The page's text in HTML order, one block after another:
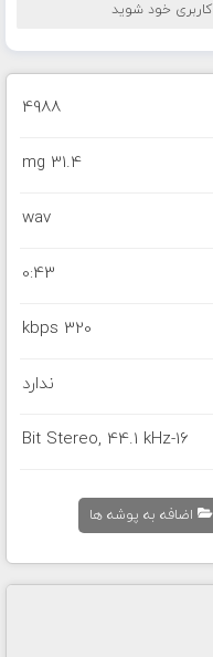
خود شوید
4988
31.4 mg
wav
0:43
320 kbps
ندارد
16-Bit Stereo, 44.1 kHz
اضافه به پوشه ها